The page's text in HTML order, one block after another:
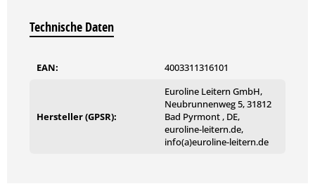
Technische Daten
EAN: 4003311316101
Hersteller (GPSR):
Euroline Leitern GmbH,
Neubrunnenweg 5, 31812
Bad Pyrmont , DE,
euroline-leitern.de,
info(a)euroline-leitern.de